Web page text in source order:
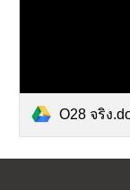
O28 จริง